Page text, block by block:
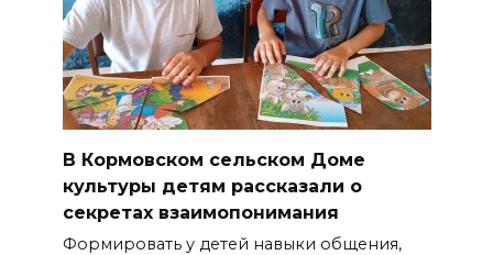
В Кормовском сельском Доме
культуры детям рассказали о
секретах взаимопонимания
Формировать у детей навыки общения,